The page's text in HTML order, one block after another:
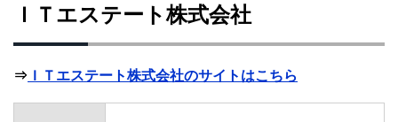
ＩＴエステート株式会社
⇒ ＩＴエステート株式会社のサイトはこちら